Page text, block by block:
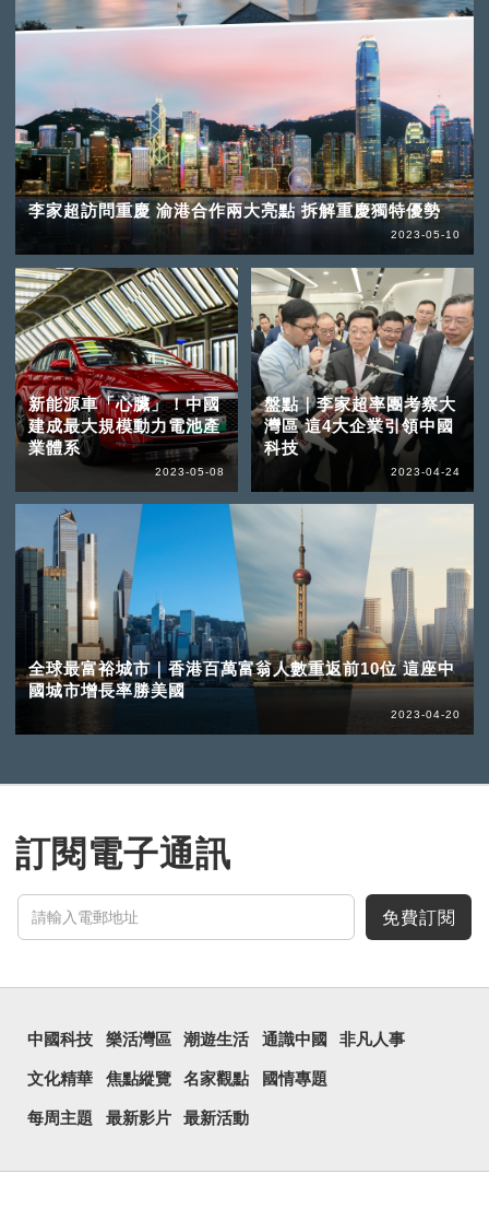
李家超訪問重慶 渝港合作兩大亮點 拆解重慶獨特優勢
2023-05-10
新能源車「心臟」！中國
建成最大規模動力電池產
業體系
2023-05-08
盤點｜李家超率團考察大
灣區 這4大企業引領中國
科技
2023-04-24
全球最富裕城市｜香港百萬富翁人數重返前10位 這座中
國城市增長率勝美國
2023-04-20
訂閱電子通訊
免費訂閱
中國科技 樂活灣區 潮遊生活 通識中國 非凡人事
文化精華 焦點縱覽 名家觀點 國情專題
每周主題 最新影片 最新活動